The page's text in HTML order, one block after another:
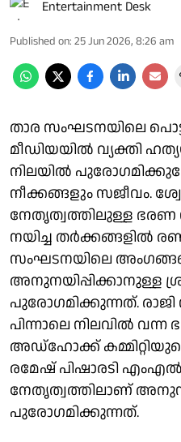
Entertainment Desk
Published on: 25 Jun 2026, 8:26 am
താര സംഘടനയിലെ
മീഡിയയില്‍ വ്യക്തി
നിലയില്‍
നീക്കങ്ങളും സജീവം.
നേതൃത്വത്തിലുള്ള ഭരണ
നയിച്ച തര്‍ക്കങ്ങളില്‍
സംഘടനയിലെ
അനുനയിപ്പിക്കാനുള്ള
പുരോഗമിക്കുന്നത്. രാജി
പിന്നാലെ നിലവില്‍
അഡ്‌ഹോക്ക്
രമേഷ് പിഷാരടി
നേതൃത്വത്തിലാണ്
പുരോഗമിക്കുന്നത്.